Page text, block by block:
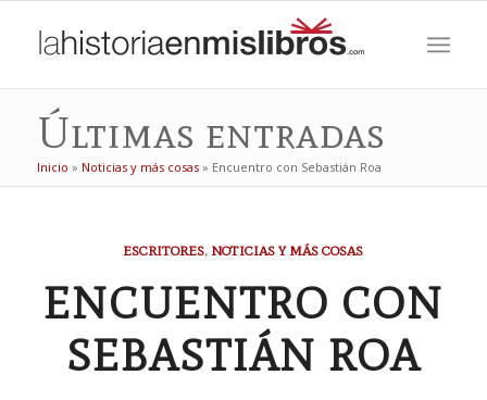
Últimas entradas
Inicio » Noticias y más cosas» Encuentro con Sebastián Roa
ESCRITORES, NOTICIAS Y MÁS COSAS
ENCUENTRO CON
SEBASTIÁN ROA